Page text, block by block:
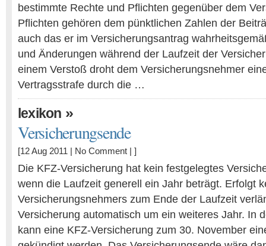
bestimmte Rechte und Pflichten gegenüber dem
Pflichten gehören dem pünktlichen Zahlen der
auch das er im Versicherungsantrag
und Änderungen während der Laufzeit der
einem Verstoß droht dem Versicherungsnehmer
Vertragsstrafe durch die …
lexikon »
Versicherungsende
[12 Aug 2011 | No Comment | ]
Die KFZ-Versicherung hat kein festgelegtes
wenn die Laufzeit generell ein Jahr beträgt. Erfolgt
Versicherungsnehmers zum Ende der Laufzeit
Versicherung automatisch um ein weiteres Jahr. In
kann eine KFZ-Versicherung zum 30. November